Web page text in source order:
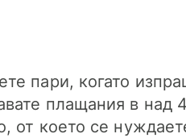
пари, когато
плащания в над
от което се